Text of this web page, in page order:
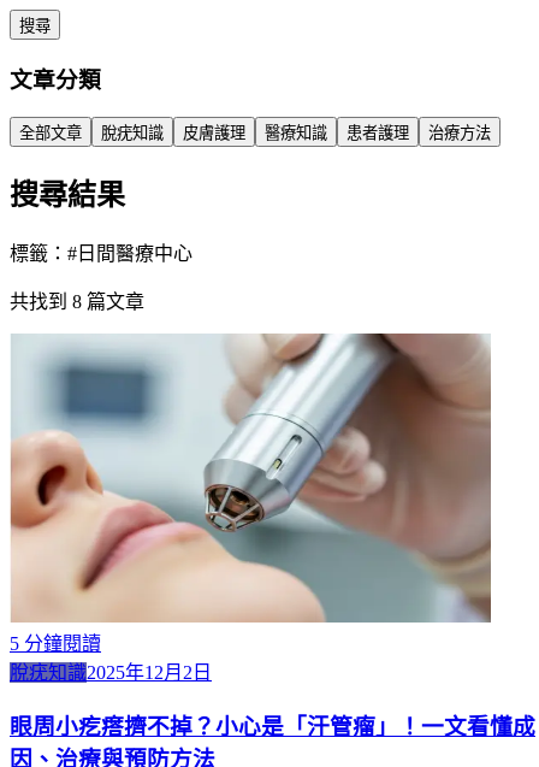
搜尋
文章分類
全部文章 脫疣知識 皮膚護理 醫療知識 患者護理 治療方法
搜尋結果
標籤：# 日間醫療中心
共找到 8 篇文章
5 分鐘閱讀
脫疣知識2025年12月2日
眼周小疙瘩擠不掉？小心是「汗管瘤」！一文看懂成
因、治療與預防方法